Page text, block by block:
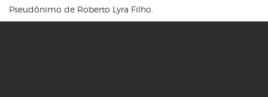
Pseudônimo de Roberto Lyra Filho.